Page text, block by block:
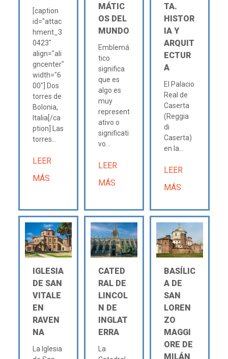
[caption
id="attac
hment_3
0423"
align="ali
gncenter"
width="6
00"] Dos
torres de
Bolonia,
Italia[/ca
ption] Las
torres...
LEER
MÁS
MÁTIC
OS DEL
MUNDO
Emblemá
tico
significa
que es
algo es
muy
represent
ativo o
significati
vo...
LEER
MÁS
TA.
HISTOR
IA Y
ARQUIT
ECTUR
A
El Palacio
Real de
Caserta
(Reggia
di
Caserta)
en la...
LEER
MÁS
IGLESIA
DE SAN
VITALE
EN
RAVEN
NA
La Iglesia
CATED
RAL DE
LINCOL
N DE
INGLAT
ERRA
La
BASÍLIC
A DE
SAN
LOREN
ZO
MAGGI
ORE DE
MILÁN